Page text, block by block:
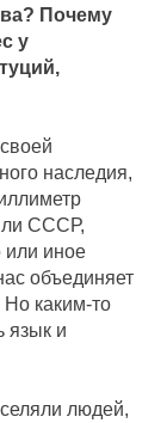
Почему
у
наследия,
СССР,
или иное
объединяет
каким‑то
язык и
людей,